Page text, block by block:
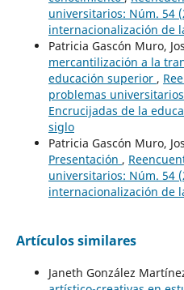
universitarios: Núm. 54
internacionalización de
Patricia Gascón Muro,
mercantilización a la
educación superior ,
problemas
Encrucijadas de la
siglo
Patricia Gascón Muro,
Presentación ,
universitarios: Núm. 54
internacionalización de
Artículos similares
Janeth González